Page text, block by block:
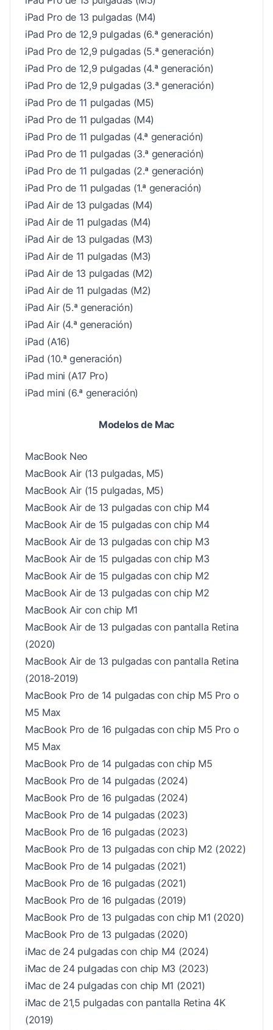
iPad Pro de 13 pulgadas (M4)
iPad Pro de 12,9 pulgadas (6.ª generación)
iPad Pro de 12,9 pulgadas (5.ª generación)
iPad Pro de 12,9 pulgadas (4.ª generación)
iPad Pro de 12,9 pulgadas (3.ª generación)
iPad Pro de 11 pulgadas (M5)
iPad Pro de 11 pulgadas (M4)
iPad Pro de 11 pulgadas (4.ª generación)
iPad Pro de 11 pulgadas (3.ª generación)
iPad Pro de 11 pulgadas (2.ª generación)
iPad Pro de 11 pulgadas (1.ª generación)
iPad Air de 13 pulgadas (M4)
iPad Air de 11 pulgadas (M4)
iPad Air de 13 pulgadas (M3)
iPad Air de 11 pulgadas (M3)
iPad Air de 13 pulgadas (M2)
iPad Air de 11 pulgadas (M2)
iPad Air (5.ª generación)
iPad Air (4.ª generación)
iPad (A16)
iPad (10.ª generación)
iPad mini (A17 Pro)
iPad mini (6.ª generación)
Modelos de Mac
MacBook Neo
MacBook Air (13 pulgadas, M5)
MacBook Air (15 pulgadas, M5)
MacBook Air de 13 pulgadas con chip M4
MacBook Air de 15 pulgadas con chip M4
MacBook Air de 13 pulgadas con chip M3
MacBook Air de 15 pulgadas con chip M3
MacBook Air de 15 pulgadas con chip M2
MacBook Air de 13 pulgadas con chip M2
MacBook Air con chip M1
MacBook Air de 13 pulgadas con pantalla Retina
(2020)
MacBook Air de 13 pulgadas con pantalla Retina
(2018-2019)
MacBook Pro de 14 pulgadas con chip M5 Pro o
M5 Max
MacBook Pro de 16 pulgadas con chip M5 Pro o
M5 Max
MacBook Pro de 14 pulgadas con chip M5
MacBook Pro de 14 pulgadas (2024)
MacBook Pro de 16 pulgadas (2024)
MacBook Pro de 14 pulgadas (2023)
MacBook Pro de 16 pulgadas (2023)
MacBook Pro de 13 pulgadas con chip M2 (2022)
MacBook Pro de 14 pulgadas (2021)
MacBook Pro de 16 pulgadas (2021)
MacBook Pro de 16 pulgadas (2019)
MacBook Pro de 13 pulgadas con chip M1 (2020)
MacBook Pro de 13 pulgadas (2020)
iMac de 24 pulgadas con chip M4 (2024)
iMac de 24 pulgadas con chip M3 (2023)
iMac de 24 pulgadas con chip M1 (2021)
iMac de 21,5 pulgadas con pantalla Retina 4K
(2019)